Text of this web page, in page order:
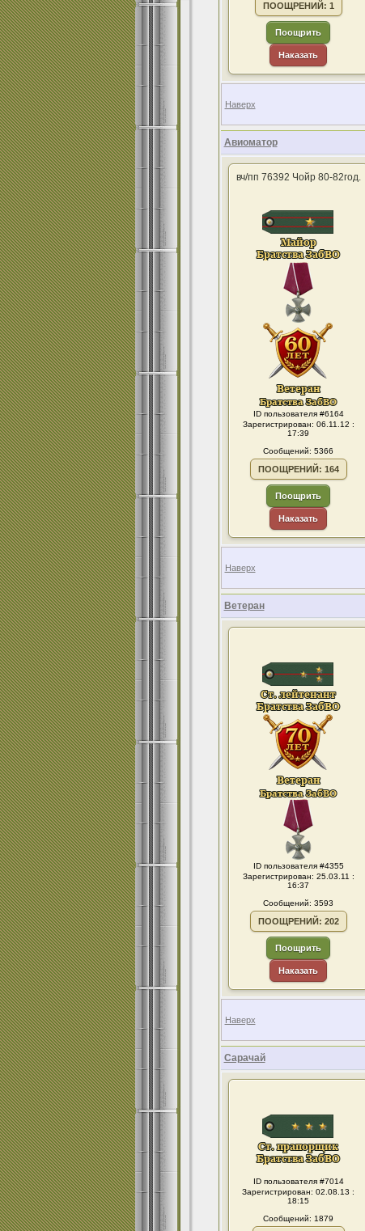
ПООЩРЕНИЙ: 1
Поощрить
Наказать
Наверх
Авиоматор
вч/пп 76392 Чойр 80-82год.
ID пользователя #6164
Зарегистрирован: 06.11.12 :
17:39
Сообщений: 5366
ПООЩРЕНИЙ: 164
Поощрить
Наказать
Наверх
Ветеран
ID пользователя #4355
Зарегистрирован: 25.03.11 :
16:37
Сообщений: 3593
ПООЩРЕНИЙ: 202
Поощрить
Наказать
Наверх
Сарачай
ID пользователя #7014
Зарегистрирован: 02.08.13 :
18:15
Сообщений: 1879